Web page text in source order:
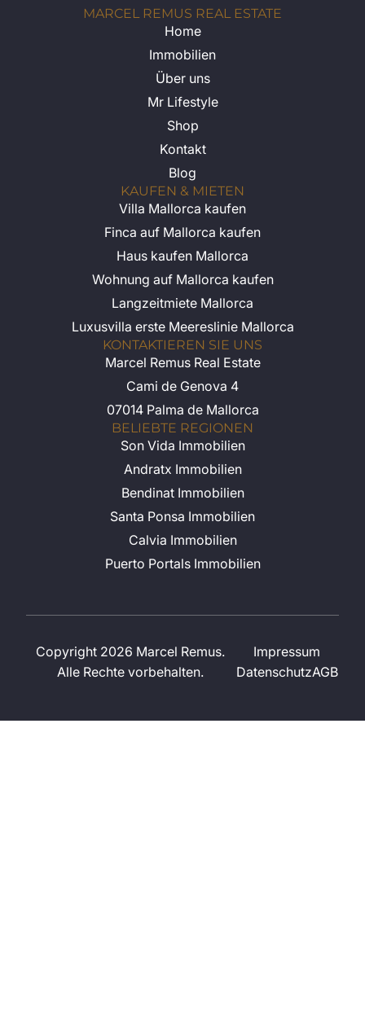
MARCEL REMUS REAL ESTATE
Home
Immobilien
Über uns
Mr Lifestyle
Shop
Kontakt
Blog
KAUFEN & MIETEN
Villa Mallorca kaufen
Finca auf Mallorca kaufen
Haus kaufen Mallorca
Wohnung auf Mallorca kaufen
Langzeitmiete Mallorca
Luxusvilla erste Meereslinie Mallorca
KONTAKTIEREN SIE UNS
Marcel Remus Real Estate
Cami de Genova 4
07014 Palma de Mallorca
BELIEBTE REGIONEN
Son Vida Immobilien
Andratx Immobilien
Bendinat Immobilien
Santa Ponsa Immobilien
Calvia Immobilien
Puerto Portals Immobilien
Copyright 2026 Marcel Remus.
Alle Rechte vorbehalten.
Impressum
DatenschutzAGB